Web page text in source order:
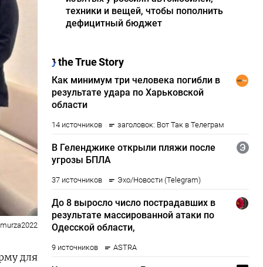
для
техники и вещей, чтобы пополнить
дефицитный бюджет